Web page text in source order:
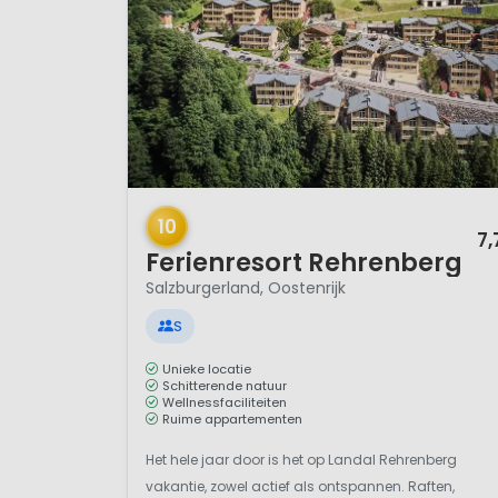
1 / 12
10
Ferienresort Rehrenberg
Salzburgerland, Oostenrijk
S
Unieke locatie
Schitterende natuur
Wellnessfaciliteiten
Ruime appartementen
Het hele jaar door is het op Landal Rehrenberg
vakantie, zowel actief als ontspannen. Raften,